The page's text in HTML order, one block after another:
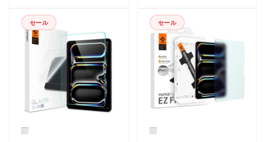
セール セール